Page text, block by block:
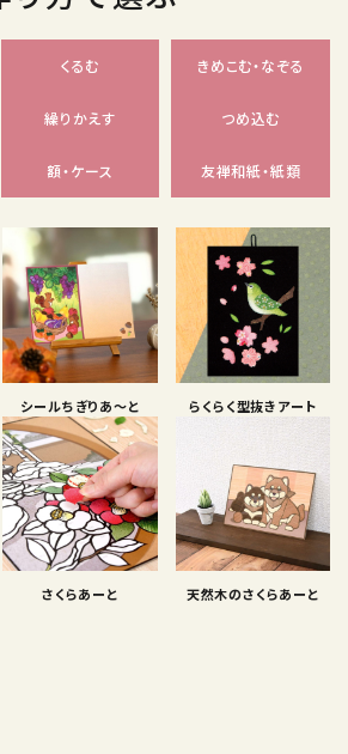
くるむ きめこむ・なぞる
繰りかえす つめ込む
額・ケース 友禅和紙・紙類
シールちぎりあ〜と らくらく型抜きアート
さくらあーと 天然木のさくらあーと